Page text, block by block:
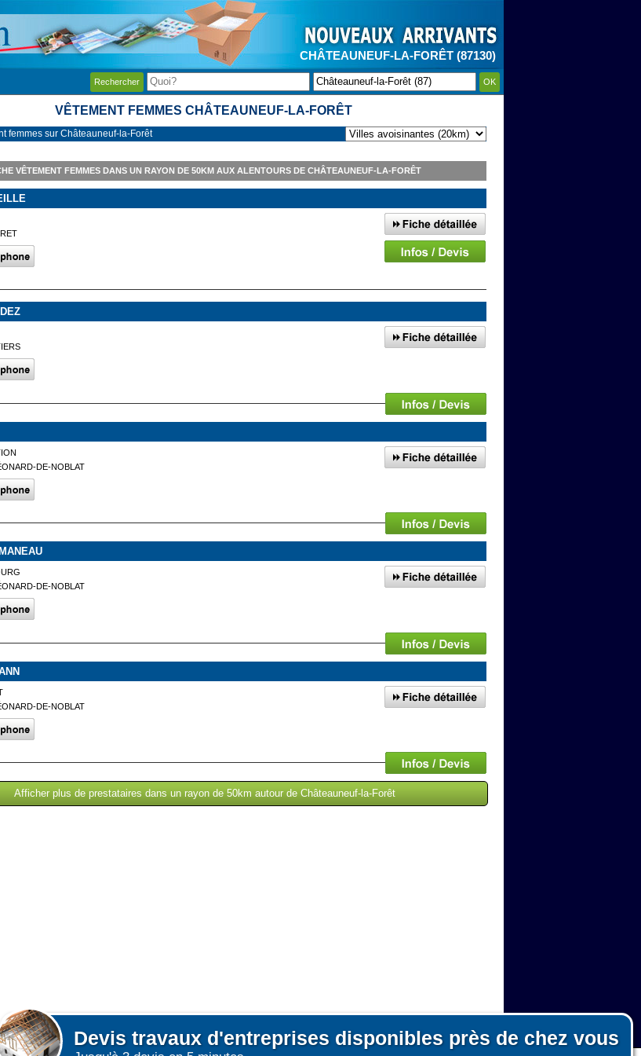
CHÂTEAUNEUF-LA-FORÊT (87130)
Rechercher OK
VÊTEMENT FEMMES CHÂTEAUNEUF-LA-FORÊT
Devis travaux d'entreprises disponibles près de chez vous
femmes sur Châteauneuf-la-Forêt
VÊTEMENT FEMMES DANS UN RAYON DE 50KM AUX ALENTOURS DE CHÂTEAUNEUF-LA-FORÊT
DE-NOBLAT
DE-NOBLAT
DE-NOBLAT
Afficher plus de prestataires dans un rayon de 50km autour de Châteauneuf-la-Forêt